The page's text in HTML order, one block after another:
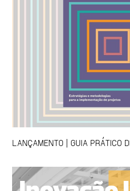
LANÇAMENTO | GUIA PRÁTICO